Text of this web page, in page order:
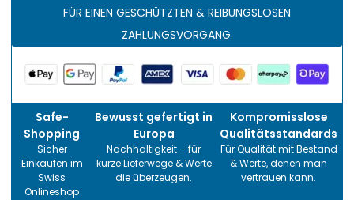
FÜR EINEN GESCHÜTZTEN & REIBUNGSLOSEN
ZAHLUNGSVORGANG.
Safe-
Shopping
Sicher
Einkaufen im
Swiss
Onlineshop
Bewusst gefertigt in
Europa
Nachhaltigkeit – für
kurze Lieferwege & Werte
die überzeugen.
Kompromisslose
Qualitätsstandards
Für Qualität mit Bestand
& Werte, denen man
vertrauen kann.